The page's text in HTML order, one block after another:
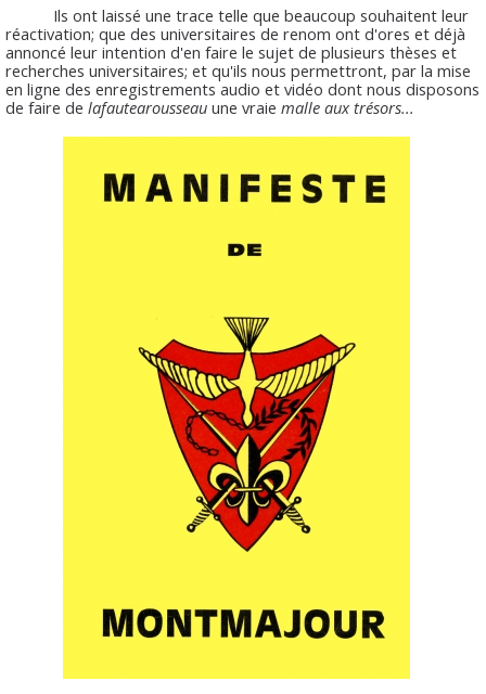
Ils ont laissé une trace telle que beaucoup souhaitent leur
réactivation; que des universitaires de renom ont d'ores et déjà
annoncé leur intention d'en faire le sujet de plusieurs thèses et
recherches universitaires; et qu'ils nous permettront, par la mise
en ligne des enregistrements audio et vidéo dont nous disposons
de faire de lafautearousseau une vraie malle aux trésors...